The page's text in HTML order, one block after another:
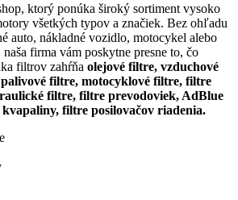
ktorý ponúka široký sortiment vysoko
všetkých typov a značiek. Bez ohľadu
auto, nákladné vozidlo, motocykel alebo
firma vám poskytne presne to, čo
filtrov zahŕňa olejové filtre, vzduchové
filtre, motocyklové filtre, filtre
filtre, filtre prevodoviek, AdBlue
filtre posilovačov riadenia.